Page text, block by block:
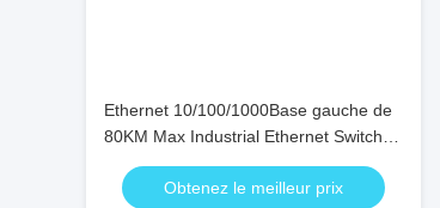
Ethernet 10/100/1000Base gauche de
80KM Max Industrial Ethernet Switch 2
1 fibre de Sc 1000Base
Obtenez le meilleur prix